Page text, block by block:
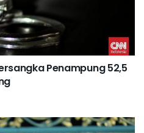
Penampung 52,5